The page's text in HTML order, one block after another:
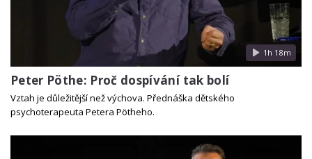
1h 18m
Peter Pöthe: Proč dospívání tak bolí
Vztah je důležitější než výchova. Přednáška dětského
psychoterapeuta Petera Pötheho.